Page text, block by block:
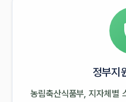
정부지
농림축산식품부, 지자체별